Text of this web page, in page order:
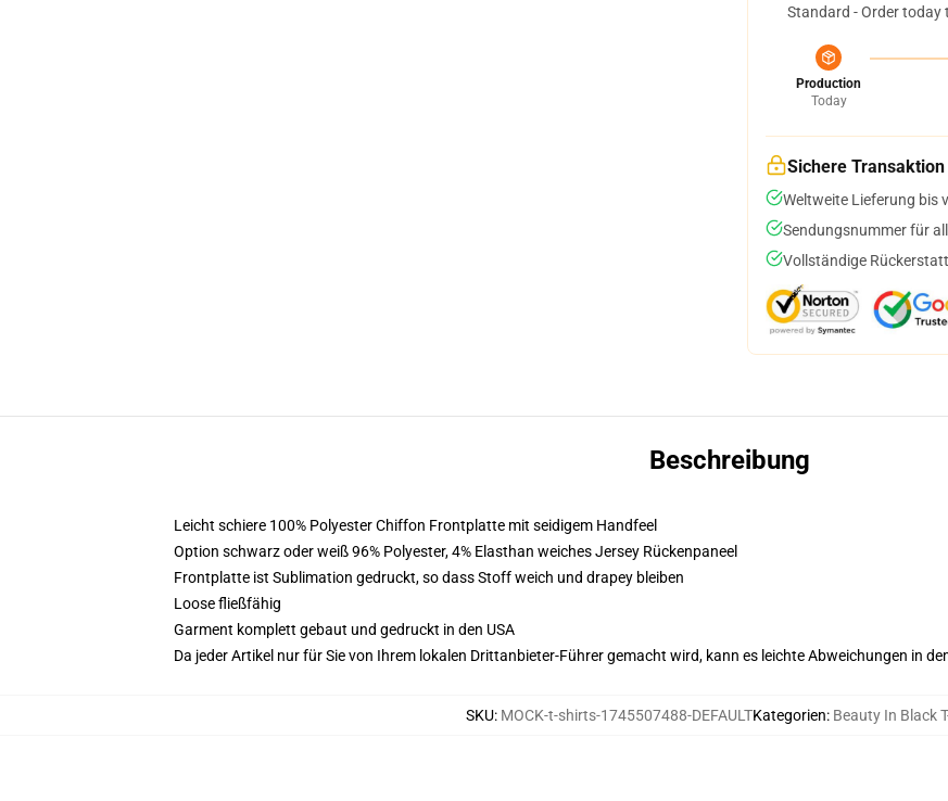
Standard - Order today
Production
Today
Sichere Transaktion
Weltweite Lieferung bis
Sendungsnummer für
Vollständige
Beschreibung
Leicht schiere 100% Polyester Chiffon Frontplatte mit seidigem Handfeel
Option schwarz oder weiß 96% Polyester, 4% Elasthan weiches Jersey Rückenpaneel
Frontplatte ist Sublimation gedruckt, so dass Stoff weich und drapey bleiben
Loose fließfähig
Garment komplett gebaut und gedruckt in den USA
Da jeder Artikel nur für Sie von Ihrem lokalen Drittanbieter-Führer gemacht wird, kann es leichte Abweichungen in
SKU: MOCK-t-shirts-1745507488-DEFAULTKategorien: Beauty In Black